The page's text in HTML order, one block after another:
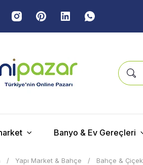
Banyo & Ev Gereçleri
Yapı Market & Bahçe Bahçe & Çiçek